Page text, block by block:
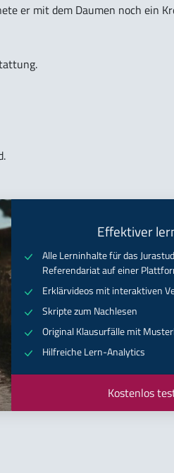
er mit dem Daumen noch ein
Effektiver
Alle Lerninhalte für das
Referendariat auf einer
Erklärvideos mit interaktiven
Skripte zum Nachlesen
Original Klausurfälle mit
Hilfreiche Lern-Analytics
Kostenlos